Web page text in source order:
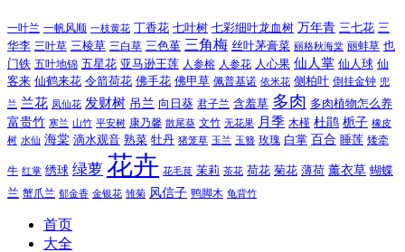
一叶兰 一帆风顺 一枝黄花 丁香花 七叶树 七彩细叶龙血树 万年青 三七花 三
华李 三叶草 三棱草 三白草 三色堇 三角梅 丝叶茅膏菜 丽格秋海棠 丽蚌草 也
门铁 五叶地锦 五星花 亚马逊王莲 人参榕 人参花 人心果 仙人掌 仙人球 仙
客来 仙鹤来花 令箭荷花 佛手花 佛甲草 佩普基诺 依米花 侧柏叶 倒挂金钟 兜
兰 兰花 凤仙花 发财树 吊兰 向日葵 君子兰 含羞草 多肉 多肉植物怎么养
富贵竹 寒兰 山竹 平安树 康乃馨 散尾葵 文竹 无花果 月季 木槿 杜鹃 栀子 橡皮
树 水仙 海棠 滴水观音 熟菜 牡丹 猪笼草 玉兰 玉簪 玫瑰 白掌 百合 睡莲 矮牵
牛 红掌 绣球 绿萝 花卉 花毛茛 茉莉 茶花 荷花 菊花 薄荷 薰衣草 蝴蝶
兰 蟹爪兰 郁金香 金银花 雏菊 风信子 鸭脚木 龟背竹
首页
大全